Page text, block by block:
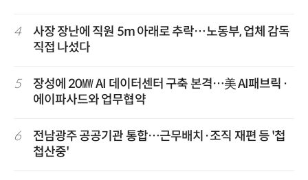
4
사장 장난에 직원 5m 아래로 추락…노동부, 업체 감독
직접 나섰다
5
장성에 20㎿ AI 데이터센터 구축 본격…美 AI패브릭·
에이파사드와 업무협약
6
전남광주 공공기관 통합…근무배치·조직 재편 등 '첩
첩산중'